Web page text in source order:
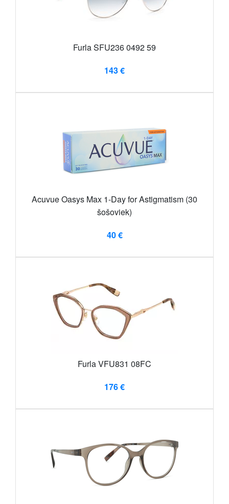
Furla SFU236 0492 59
143 €
Acuvue Oasys Max 1-Day for Astigmatism (30
šošoviek)
40 €
Furla VFU831 08FC
176 €